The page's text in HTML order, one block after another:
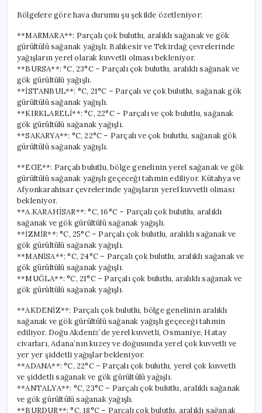
Bölgelere göre hava durumu şu şekilde özetleniyor:
**MARMARA**: Parçalı çok bulutlu, aralıklı sağanak ve gök
gürültülü sağanak yağışlı. Balıkesir ve Tekirdağ çevrelerinde
yağışların yerel olarak kuvvetli olması bekleniyor.
**BURSA**: °C, 23°C – Parçalı çok bulutlu, aralıklı sağanak ve
gök gürültülü yağışlı.
**İSTANBUL**: °C, 21°C – Parçalı ve çok bulutlu, sağanak gök
gürültülü sağanak yağışlı.
**KIRKLARELİ**: °C, 22°C – Parçalı ve çok bulutlu, sağanak
gök gürültülü sağanak yağışlı.
**SAKARYA**: °C, 22°C – Parçalı ve çok bulutlu, sağanak gök
gürültülü sağanak yağışlı.
**EGE**: Parçalı bulutlu, bölge genelinin yerel sağanak ve gök
gürültülü sağanak yağışlı geçeceği tahmin ediliyor. Kütahya ve
Afyonkarahisar çevrelerinde yağışların yerel kuvvetli olması
bekleniyor.
**A.KARAHİSAR**: °C, 16°C – Parçalı çok bulutlu, aralıklı
sağanak ve gök gürültülü sağanak yağışlı.
**İZMİR**: °C, 25°C – Parçalı çok bulutlu, aralıklı sağanak ve
gök gürültülü sağanak yağışlı.
**MANİSA**: °C, 24°C – Parçalı çok bulutlu, aralıklı sağanak ve
gök gürültülü sağanak yağışlı.
**MUĞLA**: °C, 21°C – Parçalı çok bulutlu, aralıklı sağanak ve
gök gürültülü sağanak yağışlı.
**AKDENİZ**: Parçalı çok bulutlu, bölge genelinin aralıklı
sağanak ve gök gürültülü sağanak yağışlı geçeceği tahmin
ediliyor. Doğu Akdeniz’de yerel kuvvetli, Osmaniye, Hatay
civarları, Adana’nın kuzey ve doğusunda yerel çok kuvvetli ve
yer yer şiddetli yağışlar bekleniyor.
**ADANA**: °C, 22°C – Parçalı çok bulutlu, yerel çok kuvvetli
ve şiddetli sağanak ve gök gürültülü yağışlı.
**ANTALYA**: °C, 23°C – Parçalı çok bulutlu, aralıklı sağanak
ve gök gürültülü sağanak yağışlı.
**BURDUR**: °C, 18°C – Parçalı çok bulutlu, aralıklı sağanak